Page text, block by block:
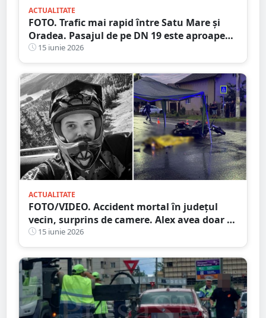
ACTUALITATE
FOTO. Trafic mai rapid între Satu Mare și
Oradea. Pasajul de pe DN 19 este aproape
finalizat
15 iunie 2026
ACTUALITATE
FOTO/VIDEO. Accident mortal în județul
vecin, surprins de camere. Alex avea doar 29
de ani și era pasionat de motoare
15 iunie 2026